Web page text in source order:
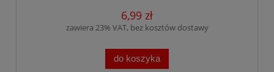
6,99 zł
zawiera 23% VAT, bez kosztów dostawy
do koszyka